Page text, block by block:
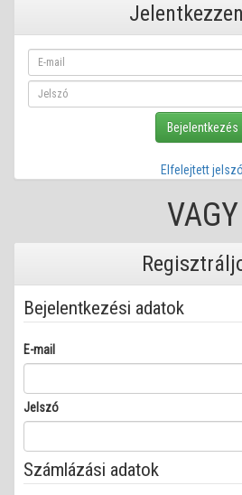
Bejelentkezés
Elfelejtett jelszó
VAGY
Bejelentkezési adatok
E-mail
Jelszó
Számlázási adatok